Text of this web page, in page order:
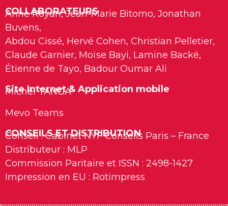
COLLABORATEURS
Anne Royan, Jean-Marie Bitomo, Jonathan
Buvens,
Abdou Cissé, Hervé Cohen, Christian Pelletier,
Claude Garnier, Moïse Bayi, Lamine Backé,
Étienne de Tayo, Badour Oumar Ali
Site Internet & Application mobile
Michel TANGA
Mevo Teams
CONSEILS ET DISTRIBUTION
Conseil : Cabinet NYF Conseils Paris – France
Distributeur : MLP
Commission Paritaire et ISSN : 2498-1427
Impression en EU : Rotimpress